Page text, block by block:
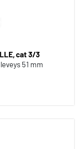
cat 3/3
51 mm